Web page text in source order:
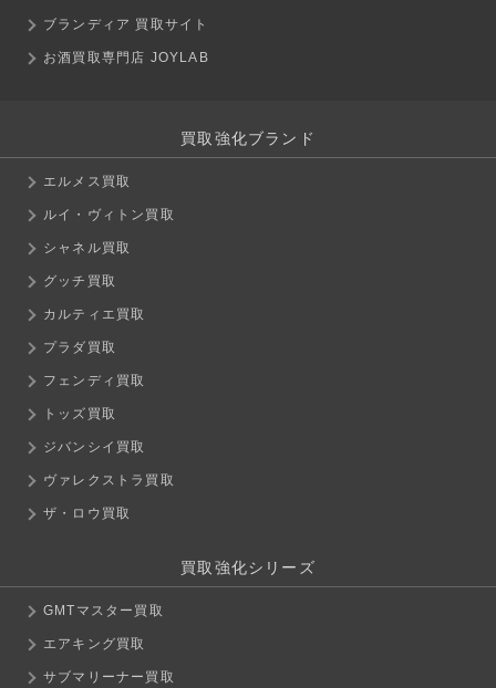
ブランディア 買取サイト
お酒買取専門店 JOYLAB
買取強化ブランド
エルメス買取
ルイ・ヴィトン買取
シャネル買取
グッチ買取
カルティエ買取
プラダ買取
フェンディ買取
トッズ買取
ジバンシイ買取
ヴァレクストラ買取
ザ・ロウ買取
買取強化シリーズ
GMTマスター買取
エアキング買取
サブマリーナー買取